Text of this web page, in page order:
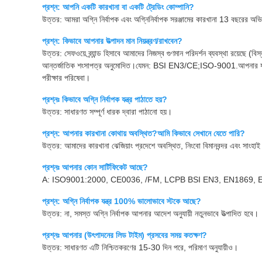
প্রশ্ন: আপনি একটি কারখানা বা একটি ট্রেডিং কোম্পানি?
উত্তর: আমরা অগ্নি নির্বাপক এবং অগ্নিনির্বাপক সরঞ্জামের কারখানা 13 বছরের
প্রশ্ন: কিভাবে আপনার উত্পাদন মান নিয়ন্ত্রণ/রাখবেন?
উত্তর: সেফওয়ে ব্র্যান্ড হিসাবে আমাদের নিজস্ব গুণমান পরিদর্শন ব্যবস্থা রয়েছে
আন্তর্জাতিক শংসাপত্র অনুমোদিত।যেমন: BSI EN3/CE;ISO-9001.আপনার যদি
পরীক্ষার পরিষেবা।
প্রশ্নঃ কিভাবে অগ্নি নির্বাপক যন্ত্র পাঠাতে হয়?
উত্তর: সাধারণত সম্পূর্ণ ধারক দ্বারা পাঠানো হয়।
প্রশ্ন: আপনার কারখানা কোথায় অবস্থিত?আমি কিভাবে সেখানে যেতে পারি?
উত্তর: আমাদের কারখানা ঝেজিয়াং প্রদেশে অবস্থিত, নিংবো বিমানবন্দর এবং
প্রশ্নঃ আপনার কোন সার্টিফিকেট আছে?
A: ISO9001:2000, CE0036, /FM, LCPB BSI EN3, EN1869,
প্রশ্ন: অগ্নি নির্বাপক যন্ত্র 100% ভালোভাবে স্টকে আছে?
উত্তর: না, সমস্ত অগ্নি নির্বাপক আপনার আদেশ অনুযায়ী নতুনভাবে উত্পাদিত হবে।
প্রশ্নঃ আপনার (উৎপাদনের লিড টাইম) প্রসবের সময় কতক্ষণ?
উত্তর: সাধারণত এটি নিশ্চিতকরণের 15-30 দিন পরে, পরিমাণ অনুযায়ীও।